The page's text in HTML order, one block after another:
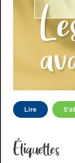
Lire
Étiquettes